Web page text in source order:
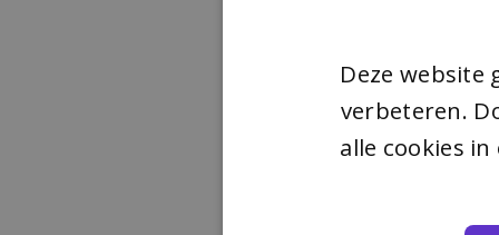
Deze
verbeteren.
alle cookies